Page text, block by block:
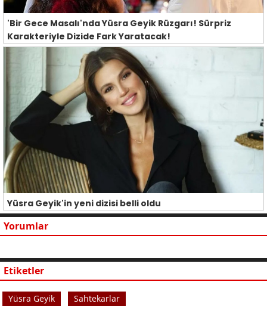
'Bir Gece Masalı'nda Yüsra Geyik Rüzgarı! Sürpriz
Karakteriyle Dizide Fark Yaratacak!
Yüsra Geyik'in yeni dizisi belli oldu
Yorumlar
Etiketler
Yüsra Geyik Sahtekarlar